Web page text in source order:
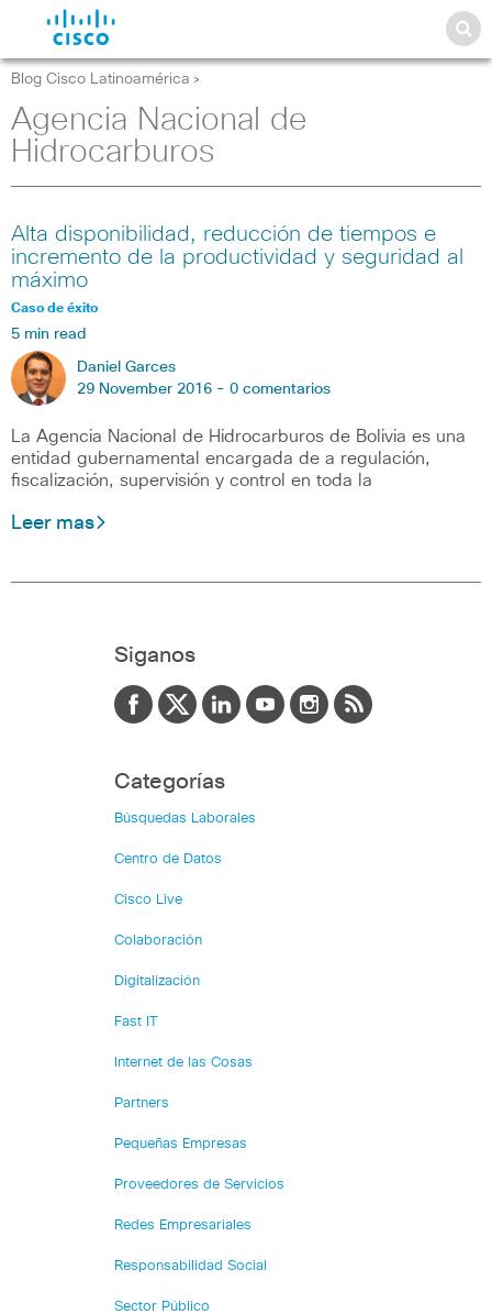
Blog Cisco Latinoamérica >
Agencia Nacional de
Hidrocarburos
Alta disponibilidad, reducción de tiempos e
incremento de la productividad y seguridad al
máximo
Caso de éxito
5 min read
Daniel Garces
29 November 2016 - 0 comentarios
La Agencia Nacional de Hidrocarburos de Bolivia es una
entidad gubernamental encargada de a regulación,
fiscalización, supervisión y control en toda la
Leer mas
Siganos
Categorías
Búsquedas Laborales
Centro de Datos
Cisco Live
Colaboración
Digitalización
Fast IT
Internet de las Cosas
Partners
Pequeñas Empresas
Proveedores de Servicios
Redes Empresariales
Responsabilidad Social
Sector Público